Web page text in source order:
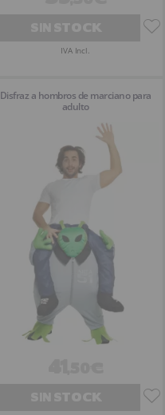
IVA Incl.
Disfraz a hombros de marciano para
adulto